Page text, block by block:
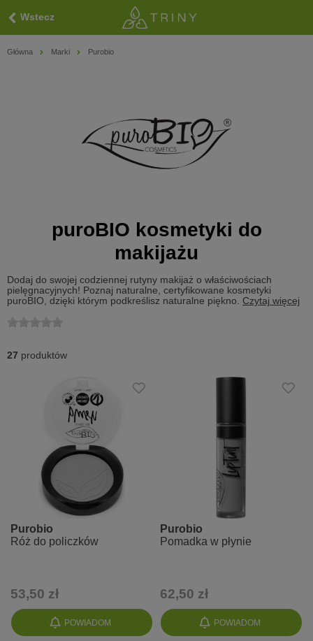
Wstecz
Główna Marki Purobio
puroBIO kosmetyki do
makijażu
Dodaj do swojej codziennej rutyny makijaż o właściwościach
pielęgnacyjnych! Poznaj naturalne, certyfikowane kosmetyki
puroBIO, dzięki którym podkreślisz naturalne piękno. Czytaj więcej
27 produktów
POWIADOM
Purobio
Róż do policzków
53,50 zł
POWIADOM
Purobio
Pomadka w płynie
62,50 zł